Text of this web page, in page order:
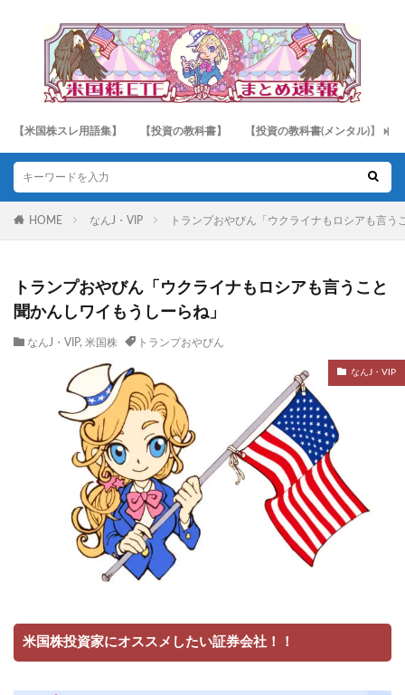
【米国株スレ用語集】 【投資の教科書】 【投資の教科書(メンタル)】
HOME なんJ・VIP トランプおやびん「ウクライナもロシアも言う
トランプおやびん「ウクライナもロシアも言うこと
聞かんしワイもうしーらね」
なんJ・VIP, 米国株 トランプおやびん
なんJ・VIP
米国株投資家にオススメしたい証券会社！！